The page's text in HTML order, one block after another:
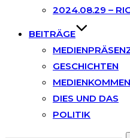
2024.08.29 –
BEITRÄGE
GESCHICHTEN
DIES UND DAS
POLITIK